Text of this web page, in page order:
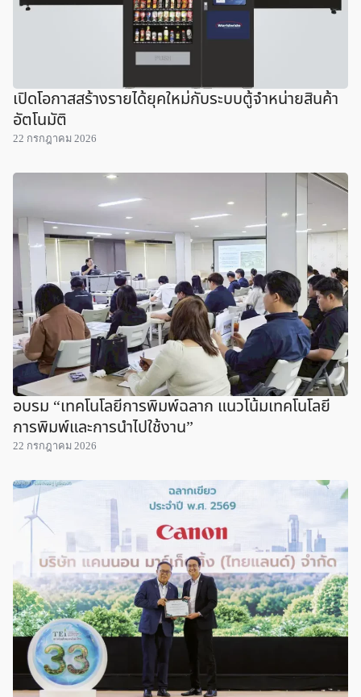
เปิดโอกาสสร้างรายได้ยุคใหม่กับระบบตู้จำหน่ายสินค้า
อัตโนมัติ
22 กรกฎาคม 2026
อบรม “เทคโนโลยีการพิมพ์ฉลาก แนวโน้มเทคโนโลยี
การพิมพ์และการนำไปใช้งาน”
22 กรกฎาคม 2026